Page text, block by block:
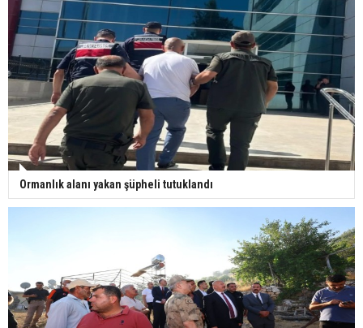
Ormanlık alanı yakan şüpheli tutuklandı